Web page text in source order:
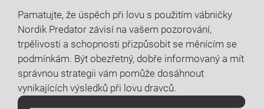
Pamatujte, že úspěch při lovu s použitím vábničky
Nordik Predator závisí na vašem pozorování,
trpělivosti a schopnosti přizpůsobit se měnícím se
podmínkám. Být obezřetný, dobře informovaný a mít
správnou strategii vám pomůže dosáhnout
vynikajících výsledků při lovu dravců.